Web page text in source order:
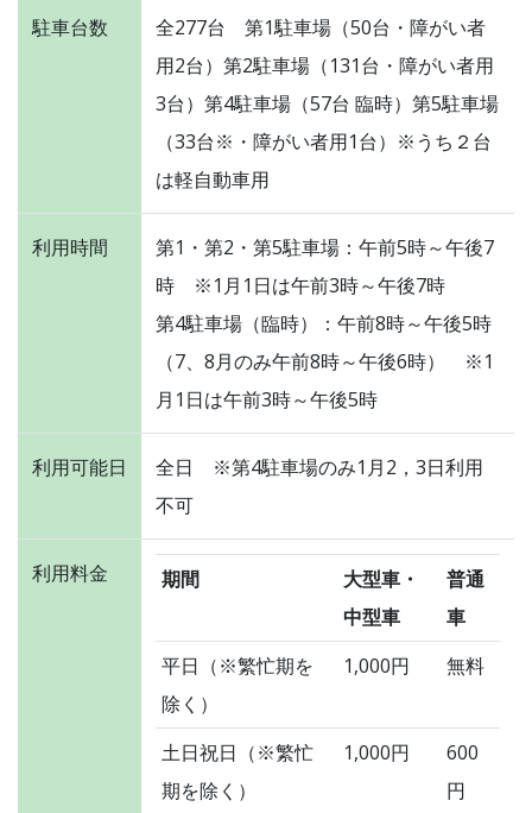
駐車台数
全277台 第1駐車場（50台・障がい者
用2台）第2駐車場（131台・障がい者用
3台）第4駐車場（57台 臨時）第5駐車場
（33台※・障がい者用1台）※うち２台
は軽自動車用
利用時間
第1・第2・第5駐車場：午前5時～午後7
時 ※1月1日は午前3時～午後7時
第4駐車場（臨時）：午前8時～午後5時
（7、8月のみ午前8時～午後6時） ※1
月1日は午前3時～午後5時
利用可能日
全日 ※第4駐車場のみ1月2，3日利用
不可
利用料金 期間
大型車・
中型車
普通
車
平日（※繁忙期を
除く）
1,000円 無料
土日祝日（※繁忙
期を除く）
1,000円
600
円